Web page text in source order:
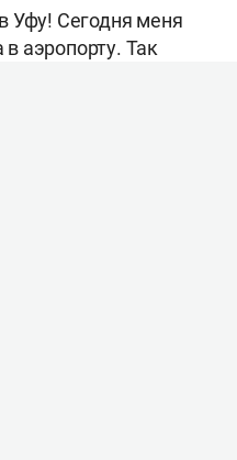
Уфу! Сегодня меня
аэропорту. Так